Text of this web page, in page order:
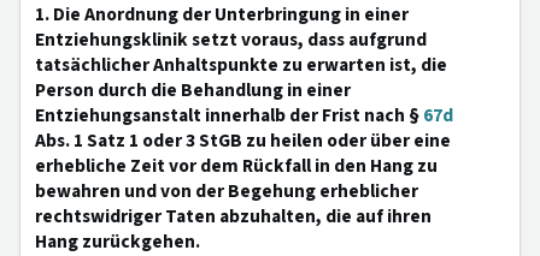
1. Die Anordnung der Unterbringung in einer
Entziehungsklinik setzt voraus, dass aufgrund
tatsächlicher Anhaltspunkte zu erwarten ist, die
Person durch die Behandlung in einer
Entziehungsanstalt innerhalb der Frist nach §67d
Abs. 1 Satz 1 oder 3 StGB zu heilen oder über eine
erhebliche Zeit vor dem Rückfall in den Hang zu
bewahren und von der Begehung erheblicher
rechtswidriger Taten abzuhalten, die auf ihren
Hang zurückgehen.